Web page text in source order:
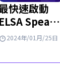
快速啟動
ELSA Speak
帳戶的方法
2024年/01月/25日